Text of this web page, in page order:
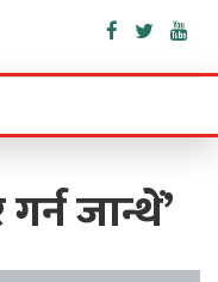
जान्थें’